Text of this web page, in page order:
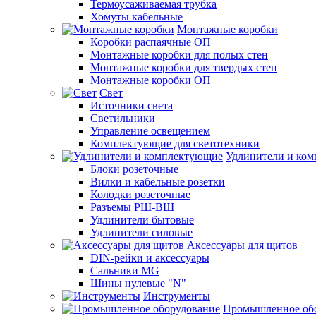
Термоусаживаемая трубка
Хомуты кабельные
Монтажные коробки
Коробки распаячные ОП
Монтажные коробки для полых стен
Монтажные коробки для твердых стен
Монтажные коробки ОП
Свет
Источники света
Светильники
Управление освещением
Комплектующие для светотехники
Удлинители и
Блоки розеточные
Вилки и кабельные розетки
Колодки розеточные
Разъемы РШ-ВШ
Удлинители бытовые
Удлинители силовые
Аксессуары для щитов
DIN-рейки и аксессуары
Сальники MG
Шины нулевые "N"
Инструменты
Промышленное